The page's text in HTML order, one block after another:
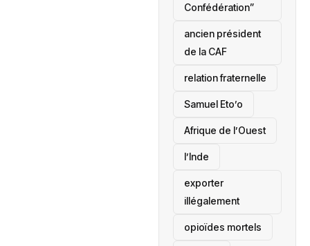
Confédération”
ancien président
de la CAF
relation fraternelle
Samuel Eto’o
Afrique de l’Ouest
l’Inde
exporter
illégalement
opioïdes mortels